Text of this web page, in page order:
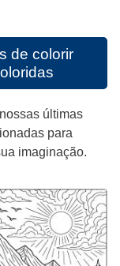
de colorir
últimas
para
imaginação.